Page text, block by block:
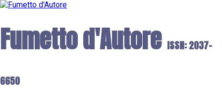
Fumetto d'Autore ISSN: 2037-
6650